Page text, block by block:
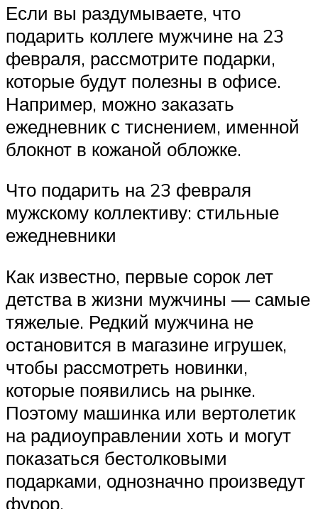
Если вы раздумываете, что
подарить коллеге мужчине на 23
февраля, рассмотрите подарки,
которые будут полезны в офисе.
Например, можно заказать
ежедневник с тиснением, именной
блокнот в кожаной обложке.
Что подарить на 23 февраля
мужскому коллективу: стильные
ежедневники
Как известно, первые сорок лет
детства в жизни мужчины — самые
тяжелые. Редкий мужчина не
остановится в магазине игрушек,
чтобы рассмотреть новинки,
которые появились на рынке.
Поэтому машинка или вертолетик
на радиоуправлении хоть и могут
показаться бестолковыми
подарками, однозначно произведут
фурор.